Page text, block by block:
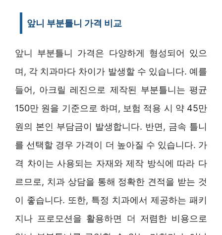
앞니 부분틀니 가격 비교
앞니 부분틀니 가격은 다양하게 형성되어 있으
며, 각 치과마다 차이가 발생할 수 있습니다. 예를
들어, 아크릴 레진으로 제작된 부분틀니는 평균
150만 원을 기준으로 하며, 보험 적용 시 약 45만
원의 본인 부담금이 발생합니다. 반면, 금속 틀니
를 선택할 경우 가격이 더 높아질 수 있습니다. 가
격 차이는 사용되는 자재와 제작 방식에 따라 다
르므로, 치과 상담을 통해 정확한 견적을 받는 것
이 좋습니다. 또한, 특정 치과에서 제공하는 패키
지나 프로모션을 활용하면 더 저렴한 비용으로